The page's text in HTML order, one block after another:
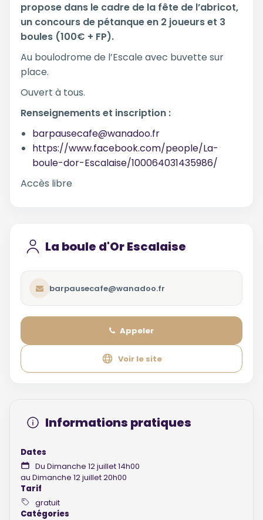
propose dans le cadre de la fête de l’abricot,
un concours de pétanque en 2 joueurs et 3
boules (100€ + FP).
Au boulodrome de l’Escale avec buvette sur
place.
Ouvert à tous.
Renseignements et inscription :
barpausecafe@wanadoo.fr
https://www.facebook.com/people/La-
boule-dor-Escalaise/100064031435986/
Accès libre
La boule d'Or Escalaise
barpausecafe@wanadoo.fr
Appeler
Voir le site
Informations pratiques
Dates
Du Dimanche 12 juillet 14h00
au Dimanche 12 juillet 20h00
Tarif
gratuit
Catégories